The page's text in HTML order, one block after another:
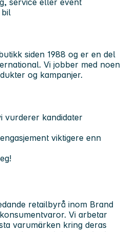
bil
siden 1988 og er en del
Vi jobber med noen
og kampanjer.
vurderer kandidater
viktigere enn
retailbyrå inom Brand
Vi arbetar
varumärken kring deras